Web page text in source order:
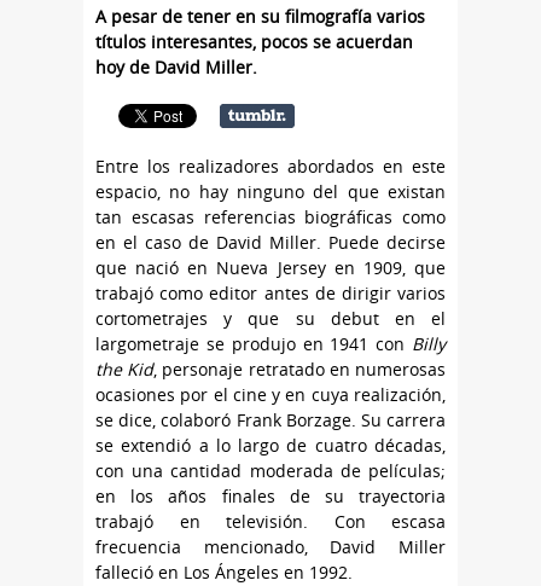
A pesar de tener en su filmografía varios
títulos interesantes, pocos se acuerdan
hoy de David Miller.
Entre los realizadores abordados en este
espacio, no hay ninguno del que existan
tan escasas referencias biográficas como
en el caso de David Miller. Puede decirse
que nació en Nueva Jersey en 1909, que
trabajó como editor antes de dirigir varios
cortometrajes y que su debut en el
largometraje se produjo en 1941 con Billy
the Kid, personaje retratado en numerosas
ocasiones por el cine y en cuya realización,
se dice, colaboró Frank Borzage. Su carrera
se extendió a lo largo de cuatro décadas,
con una cantidad moderada de películas;
en los años finales de su trayectoria
trabajó en televisión. Con escasa
frecuencia mencionado, David Miller
falleció en Los Ángeles en 1992.